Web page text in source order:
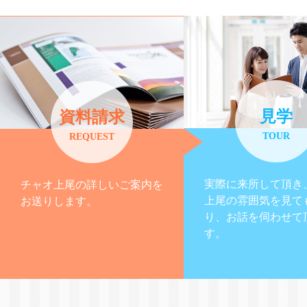
資料請求
REQUEST
チャオ上尾の詳しいご案内を
お送りします。
見学
TOUR
実際に来所して頂き
上尾の雰囲気を見て
り、お話を伺わせて
す。